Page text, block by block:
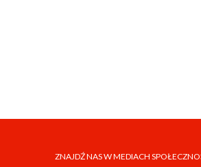
ZNAJDŹ NAS W MEDIACH